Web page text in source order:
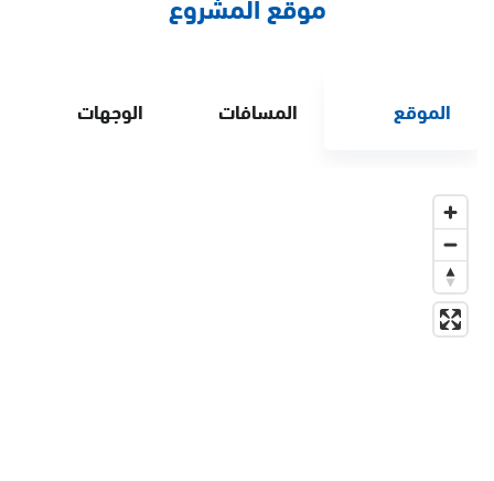
الموقع المسافات الوجهات